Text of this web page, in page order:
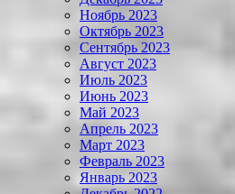
Ноябрь 2023
Октябрь 2023
Сентябрь 2023
Август 2023
Июль 2023
Июнь 2023
Май 2023
Апрель 2023
Март 2023
Февраль 2023
Январь 2023